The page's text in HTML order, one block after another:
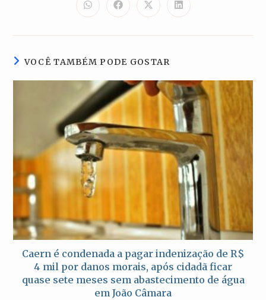
Abre
em
nova
Abre
em
nova
Abre
em
nova
Abre
em
nova
VOCÊ TAMBÉM PODE GOSTAR
Caern é condenada a pagar indenização de R$
4 mil por danos morais, após cidadã ficar
quase sete meses sem abastecimento de água
em João Câmara